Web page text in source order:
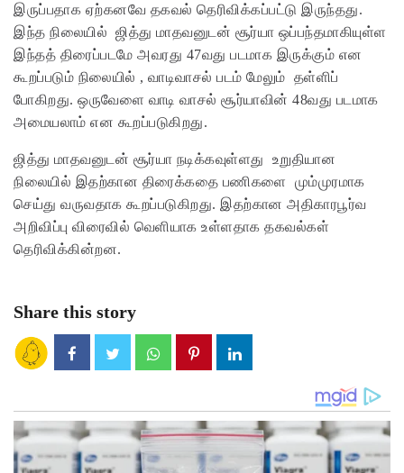
இருப்பதாக ஏற்கனவே தகவல் தெரிவிக்கப்பட்டு இருந்தது.
இந்த நிலையில் ஜித்து மாதவனுடன் சூர்யா ஒப்பந்தமாகியுள்ள
இந்தத் திரைப்படமே அவரது 47வது படமாக இருக்கும் என
கூறப்படும் நிலையில் , வாடிவாசல் படம் மேலும் தள்ளிப்
போகிறது. ஒருவேளை வாடி வாசல் சூர்யாவின் 48வது படமாக
அமையலாம் என கூறப்படுகிறது.
ஜித்து மாதவனுடன் சூர்யா நடிக்கவுள்ளது உறுதியான
நிலையில் இதற்கான திரைக்கதை பணிகளை மும்முரமாக
செய்து வருவதாக கூறப்படுகிறது. இதற்கான அதிகாரபூர்வ
அறிவிப்பு விரைவில் வெளியாக உள்ளதாக தகவல்கள்
தெரிவிக்கின்றன.
Share this story